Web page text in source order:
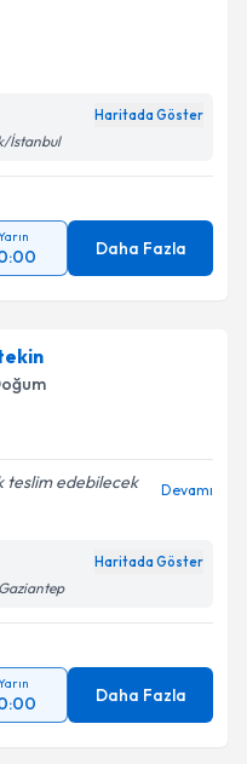
ilişkin
verilerimin belirtilen
ediyorum.
Gönder
Haritada Göster
İstanbul
Daha Fazla
teslim edebilecek
Devamı
Haritada Göster
Daha Fazla